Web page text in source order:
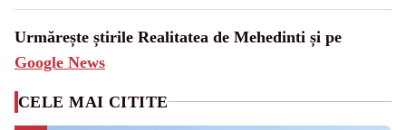
Urmărește știrile Realitatea de Mehedinti și pe
Google News
CELE MAI CITITE